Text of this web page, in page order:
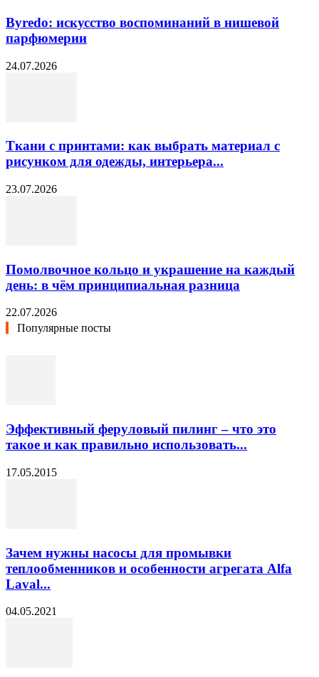
Byredo: искусство воспоминаний в нишевой
парфюмерии
24.07.2026
Ткани с принтами: как выбрать материал с
рисунком для одежды, интерьера...
23.07.2026
Помолвочное кольцо и украшение на каждый
день: в чём принципиальная разница
22.07.2026
Популярные посты
Эффективный феруловый пилинг – что это
такое и как правильно использовать...
17.05.2015
Зачем нужны насосы для промывки
теплообменников и особенности агрегата Alfa
Laval...
04.05.2021